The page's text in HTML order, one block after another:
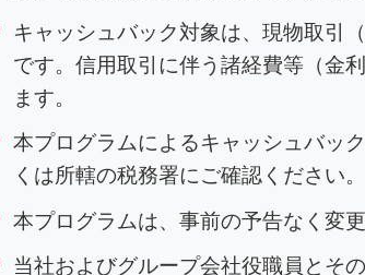
キャッシュバック対象は、現物取引
です。信用取引に伴う諸経費等（金
ます。
本プログラムによるキャッシュバッ
くは所轄の税務署にご確認ください。
本プログラムは、事前の予告なく変
当社およびグループ会社役職員とそ